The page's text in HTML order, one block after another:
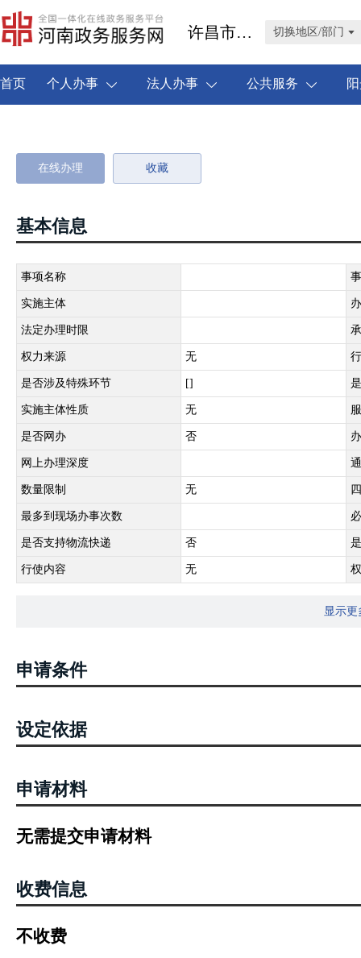
许昌市禹州市 切换地区/部门
首页 个人办事 法人办事 公共服务
在线办理 收藏
基本信息
事项名称
实施主体
法定办理时限
权力来源 无
是否涉及特殊环节 []
实施主体性质 无
是否网办 否
网上办理深度
数量限制 无
最多到现场办事次数
是否支持物流快递 否
行使内容 无
显示更
申请条件
设定依据
申请材料
无需提交申请材料
收费信息
不收费